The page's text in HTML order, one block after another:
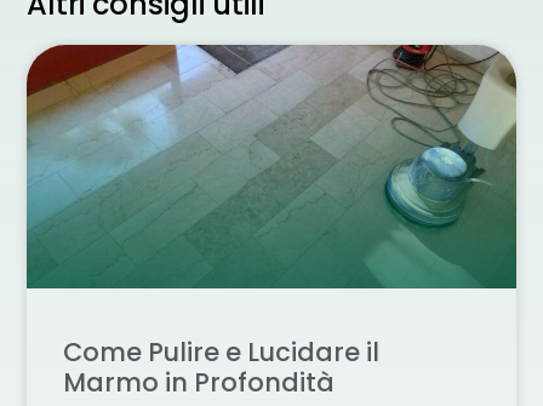
Come Pulire e Lucidare il
Marmo in Profondità